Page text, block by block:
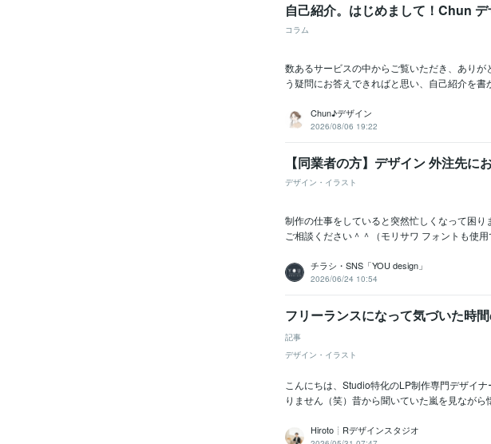
自己紹介。はじめまして！Chun デ
コラム
数あるサービスの中からご覧いただき、あり
う疑問にお答えできればと思い、自己紹介を
Chun♪デザイン
2026/08/06 19:22
【同業者の方】デザイン 外注先に
デザイン・イラスト
制作の仕事をしていると突然忙しくなって困
ご相談ください＾＾（モリサワ フォントも使
チラシ・SNS「YOU design」
2026/06/24 10:54
フリーランスになって気づいた時
記事
デザイン・イラスト
こんにちは、Studio特化のLP制作専門デザイ
りません（笑）昔から聞いていた嵐を見なが
Hiroto┊Rデザインスタジオ